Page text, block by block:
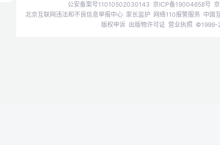
公安备案号11010502030143 京ICP备19004658号
北京互联网违法和不良信息举报中心 家长监护 网络110报警服务 中国
版权申诉 出版物许可证 营业执照 ©1999-